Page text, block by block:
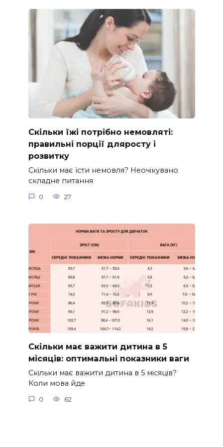
Скільки їжі потрібно немовляті:
правильні порції дляросту і
розвитку
Скільки має їсти немовля? Неочікувано
складне питання
0 27
Скільки має важити дитина в 5
місяців: оптимальні показники ваги
Скільки має важити дитина в 5 місяців?
Коли мова йде
0 62